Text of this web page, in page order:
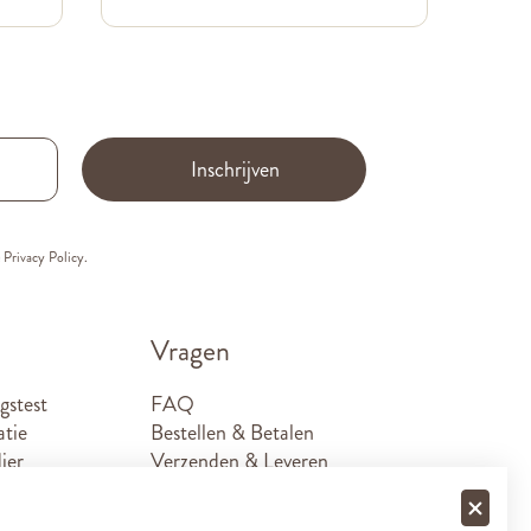
Inschrijven
Privacy Policy.
Vragen
FAQ
Bestellen & Betalen
Verzenden & Leveren